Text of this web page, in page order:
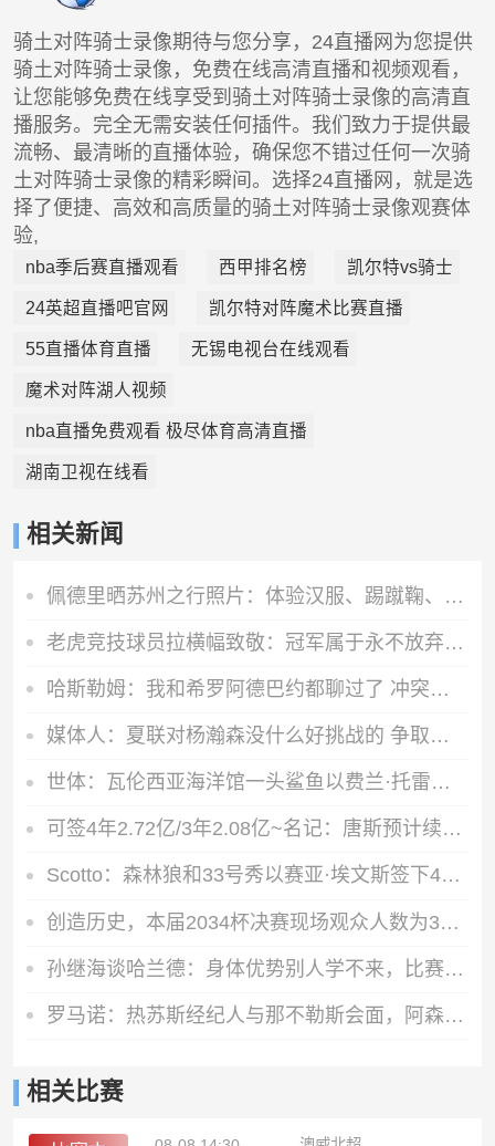
骑土对阵骑士录像期待与您分享，24直播网为您提供
骑土对阵骑士录像，免费在线高清直播和视频观看，
让您能够免费在线享受到骑土对阵骑士录像的高清直
播服务。完全无需安装任何插件。我们致力于提供最
流畅、最清晰的直播体验，确保您不错过任何一次骑
土对阵骑士录像的精彩瞬间。选择24直播网，就是选
择了便捷、高效和高质量的骑土对阵骑士录像观赛体
验,
nba季后赛直播观看 西甲排名榜 凯尔特vs骑士
24英超直播吧官网 凯尔特对阵魔术比赛直播
55直播体育直播 无锡电视台在线观看
魔术对阵湖人视频
nba直播免费观看 极尽体育高清直播
湖南卫视在线看
相关新闻
佩德里晒苏州之行照片：体验汉服、踢蹴鞠、参观苏州园林
老虎竞技球员拉横幅致敬：冠军属于永不放弃的人，感谢阿根廷队
哈斯勒姆：我和希罗阿德巴约都聊过了 冲突这件事被过度放大了
媒体人：夏联对杨瀚森没什么好挑战的 争取常规赛获得稳定机会
世体：瓦伦西亚海洋馆一头鲨鱼以费兰·托雷斯的名字命名
可签4年2.72亿/3年2.08亿~名记：唐斯预计续约一事很快就会有说法
Scotto：森林狼和33号秀以赛亚·埃文斯签下4年930万美元合同
创造历史，本届2034杯决赛现场观众人数为31289人
孙继海谈哈兰德：身体优势别人学不来，比赛胜负还是要靠球队整体
罗马诺：热苏斯经纪人与那不勒斯会面，阿森纳仅考虑永久出售
相关比赛